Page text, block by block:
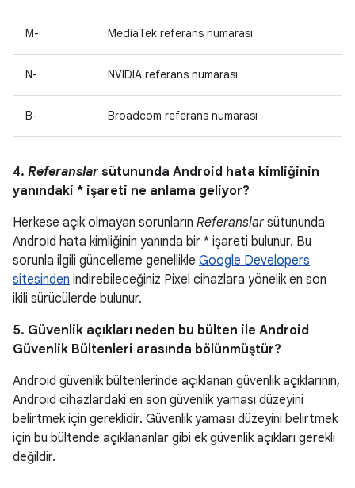
M- MediaTek referans numarası
N- NVIDIA referans numarası
B- Broadcom referans numarası
4. Referanslar sütununda Android hata kimliğinin
yanındaki * işareti ne anlama geliyor?
Herkese açık olmayan sorunların Referanslarsütununda
Android hata kimliğinin yanında bir * işareti bulunur. Bu
sorunla ilgili güncelleme genellikle Google Developers
sitesinden indirebileceğiniz Pixel cihazlara yönelik en son
ikili sürücülerde bulunur.
5. Güvenlik açıkları neden bu bülten ile Android
Güvenlik Bültenleri arasında bölünmüştür?
Android güvenlik bültenlerinde açıklanan güvenlik açıklarının,
Android cihazlardaki en son güvenlik yaması düzeyini
belirtmek için gereklidir. Güvenlik yaması düzeyini belirtmek
için bu bültende açıklananlar gibi ek güvenlik açıkları gerekli
değildir.